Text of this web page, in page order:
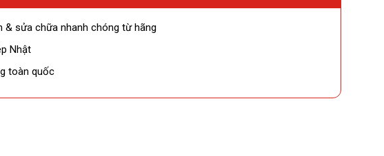
& sửa chữa nhanh chóng từ hãng
Nhật
toàn quốc